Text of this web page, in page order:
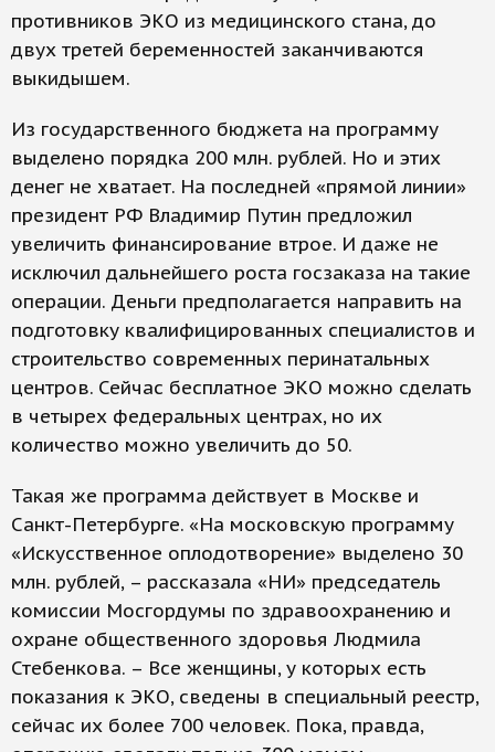
противников ЭКО из медицинского стана, до
двух третей беременностей заканчиваются
выкидышем.
Из государственного бюджета на программу
выделено порядка 200 млн. рублей. Но и этих
денег не хватает. На последней «прямой линии»
президент РФ Владимир Путин предложил
увеличить финансирование втрое. И даже не
исключил дальнейшего роста госзаказа на такие
операции. Деньги предполагается направить на
подготовку квалифицированных специалистов и
строительство современных перинатальных
центров. Сейчас бесплатное ЭКО можно сделать
в четырех федеральных центрах, но их
количество можно увеличить до 50.
Такая же программа действует в Москве и
Санкт-Петербурге. «На московскую программу
«Искусственное оплодотворение» выделено 30
млн. рублей, – рассказала «НИ» председатель
комиссии Мосгордумы по здравоохранению и
охране общественного здоровья Людмила
Стебенкова. – Все женщины, у которых есть
показания к ЭКО, сведены в специальный реестр,
сейчас их более 700 человек. Пока, правда,